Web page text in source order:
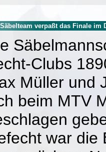
Säbelteam verpaßt das Finale im
Clubs
Müller und
beim MTV
war die